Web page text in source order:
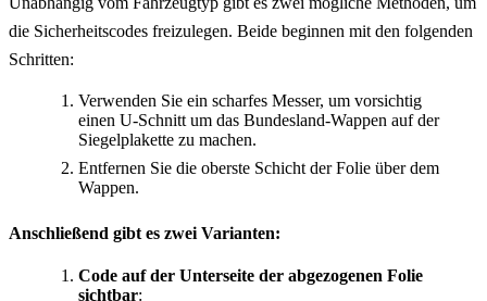
die Sicherheitscodes freizulegen. Beide beginnen mit den folgenden
Schritten:
Verwenden Sie ein scharfes Messer, um vorsichtig
einen U-Schnitt um das Bundesland-Wappen auf der
Siegelplakette zu machen.
Entfernen Sie die oberste Schicht der Folie über dem
Wappen.
Anschließend gibt es zwei Varianten:
Code auf der Unterseite der abgezogenen Folie
sichtbar: